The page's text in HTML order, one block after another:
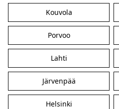
Kouvola
Porvoo
Lahti
Järvenpää
Helsinki